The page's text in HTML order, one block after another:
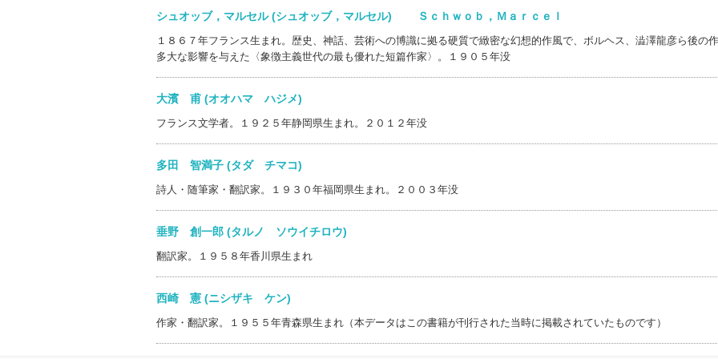
シュオッブ，マルセル (シュオッブ，マルセル) Ｓｃｈｗｏｂ，Ｍａｒｃｅｌ
１８６７年フランス生まれ。歴史、神話、芸術への博識に拠る硬質で緻密な幻想的作風で、ボルヘス、澁澤龍彦ら後の
多大な影響を与えた〈象徴主義世代の最も優れた短篇作家〉。１９０５年没
大濱 甫 (オオハマ ハジメ)
フランス文学者。１９２５年静岡県生まれ。２０１２年没
多田 智満子 (タダ チマコ)
詩人・随筆家・翻訳家。１９３０年福岡県生まれ。２００３年没
垂野 創一郎 (タルノ ソウイチロウ)
翻訳家。１９５８年香川県生まれ
西崎 憲 (ニシザキ ケン)
作家・翻訳家。１９５５年青森県生まれ（本データはこの書籍が刊行された当時に掲載されていたものです）